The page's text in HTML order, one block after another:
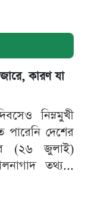
কারণ যা
নিম্নমুখী
পারেনি দেশের
(২৬ জুলাই)
তথ্য...